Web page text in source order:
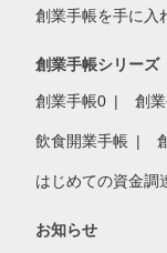
創業手帳を手に入
創業手帳シリーズ
創業手帳0 創
飲食開業手帳
はじめての資金調
お知らせ